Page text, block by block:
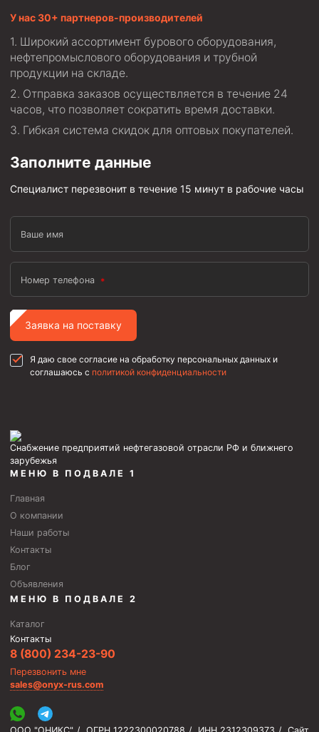
У нас 30+ партнеров-производителей
Широкий ассортимент бурового оборудования,
нефтепромыслового оборудования и трубной
продукции на складе.
Отправка заказов осуществляется в течение 24
часов, что позволяет сократить время доставки.
Гибкая система скидок для оптовых покупателей.
Заполните данные
Специалист перезвонит в течение 15 минут в рабочие часы
Ваше имя
Номер телефона
Заявка на поставку
Я даю свое согласие на обработку персональных данных и
соглашаюсь с политикой конфиденциальности
Снабжение предприятий нефтегазовой отрасли РФ и ближнего
зарубежья
МЕНЮ В ПОДВАЛЕ 1
Главная
О компании
Наши работы
Контакты
Блог
Объявления
МЕНЮ В ПОДВАЛЕ 2
Каталог
Контакты
8 (800) 234-23-90
Перезвонить мне
sales@onyx-rus.com
ООО "ОНИКС" / ОГРН 1222300020788 / ИНН 2312309373 / Сайт